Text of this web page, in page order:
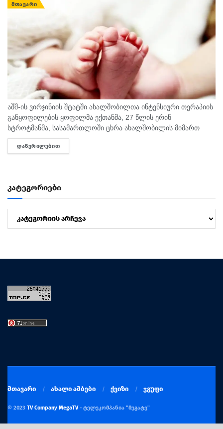
ᲛᲗᲐᲕᲐᲠᲘ
აშშ-ის ვირჯინიის შტატში ახალშობილთა ინტენსიური თერაპიის
განყოფილების ყოფილმა ექთანმა, 27 წლის ერინ
სტროტმანმა, სასამართლოში ცხრა ახალშობილის მიმართ
ბავშვზე ძალადობის ბრალდებაზე დანაშაული არ უარყო. საქმე
ერთ-ერთ ყველაზე გახმაურებულ სამედიცინო სკანდალად
ᲓᲐᲬᲕᲠᲘᲚᲔᲑᲘᲗ
კატეგორიები
კატეგორიები
მთავარი ახალი ამბები ქვიზი ჯგუფი
© 2023 TV Company MegaTV- ტელეკომპანია "მეგატვ"